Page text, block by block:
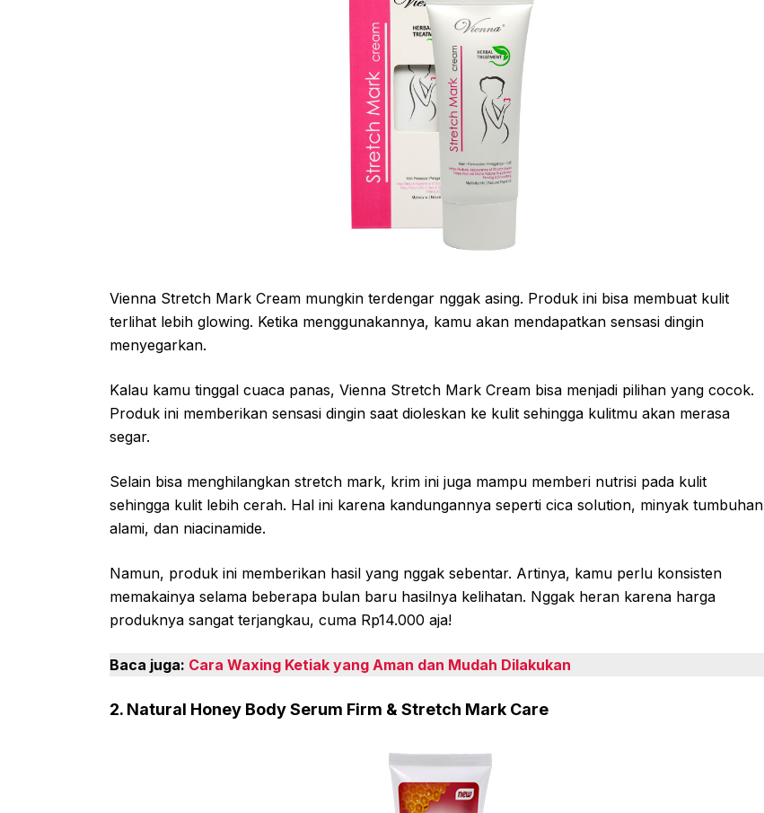
Vienna Stretch Mark Cream mungkin terdengar nggak asing. Produk ini bisa membuat kulit
terlihat lebih glowing. Ketika menggunakannya, kamu akan mendapatkan sensasi dingin
menyegarkan.
Kalau kamu tinggal cuaca panas, Vienna Stretch Mark Cream bisa menjadi pilihan yang cocok.
Produk ini memberikan sensasi dingin saat dioleskan ke kulit sehingga kulitmu akan merasa
segar.
Selain bisa menghilangkan stretch mark, krim ini juga mampu memberi nutrisi pada kulit
sehingga kulit lebih cerah. Hal ini karena kandungannya seperti cica solution, minyak tumbuhan
alami, dan niacinamide.
Namun, produk ini memberikan hasil yang nggak sebentar. Artinya, kamu perlu konsisten
memakainya selama beberapa bulan baru hasilnya kelihatan. Nggak heran karena harga
produknya sangat terjangkau, cuma Rp14.000 aja!
Baca juga: Cara Waxing Ketiak yang Aman dan Mudah Dilakukan
2. Natural Honey Body Serum Firm & Stretch Mark Care